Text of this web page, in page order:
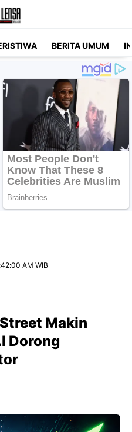
BERITA UMUM
AM WIB
Makin
Dorong